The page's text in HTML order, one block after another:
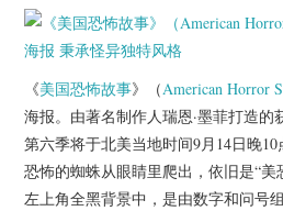
《美国恐怖故事》（American Horror
海报。由著名制作人瑞恩·墨菲打造的
第六季将于北美当地时间9月14日晚
恐怖的蜘蛛从眼睛里爬出，依旧是“美
左上角全黑背景中，是由数字和问号